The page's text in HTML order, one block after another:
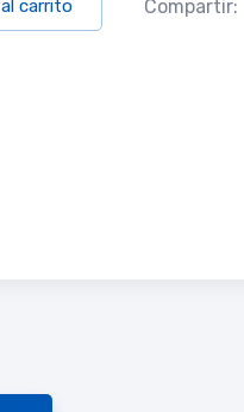
carrito
Compartir: